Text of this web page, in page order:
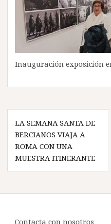
Inauguración exposición
Navegación
de
entradas
LA SEMANA SANTA DE
BERCIANOS VIAJA A
ROMA CON UNA
MUESTRA ITINERANTE
Contacta con nosotros